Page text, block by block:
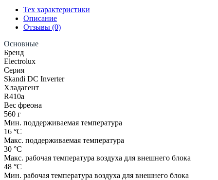
Система
35м2
Electrolux
“Серия
Skandi
DC
Inverter"
EACS/I-
12HSK/N8_V3
Тех характеристики
Описание
Отзывы (0)
Основные
Бренд
Electrolux
Серия
Skandi DC Inverter
Хладагент
R410a
Вес фреона
560 г
Мин. поддерживаемая температура
16 °С
Макс. поддерживаемая температура
30 °С
Макс. рабочая температура воздуха для внешнего блока
48 °С
Мин. рабочая температура воздуха для внешнего блока